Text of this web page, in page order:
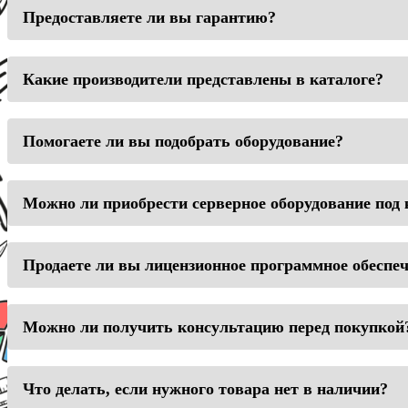
Предоставляете ли вы гарантию?
Какие производители представлены в каталоге?
Помогаете ли вы подобрать оборудование?
Можно ли приобрести серверное оборудование
Продаете ли вы лицензионное программное
Можно ли получить консультацию перед
Что делать, если нужного товара нет в наличии?